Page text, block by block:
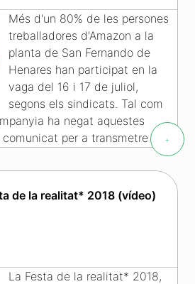
Més d'un 80% de les persones
treballadores d'Amazon a la
planta de San Fernando de
Henares han participat en la
vaga del 16 i 17 de juliol,
segons els sindicats. Tal com
ha negat aquestes
per a transmetre
Tanmateix, els efectes de la
que evidents pel seu impacte
premsa corporativa com, molt
Més informació
+
de la realitat* 2018 (vídeo)
La Festa de la realitat* 2018,